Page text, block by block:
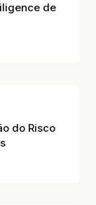
de
do Risco